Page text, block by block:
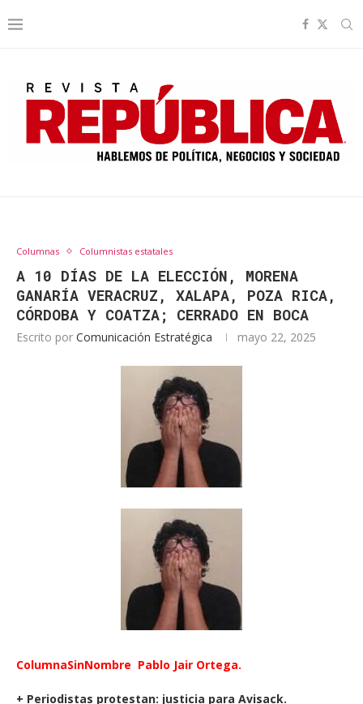
Columnas Columnistas estatales
A 10 DÍAS DE LA ELECCIÓN, MORENA
GANARÍA VERACRUZ, XALAPA, POZA RICA,
CÓRDOBA Y COATZA; CERRADO EN BOCA
Escrito por Comunicación Estratégica mayo 22, 2025
ColumnaSinNombre Pablo Jair Ortega.
+ Periodistas protestan: justicia para Avisack.